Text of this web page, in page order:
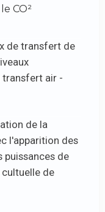
CO²
de transfert de
transfert air -
de la
l'apparition des
puissances de
cultuelle de